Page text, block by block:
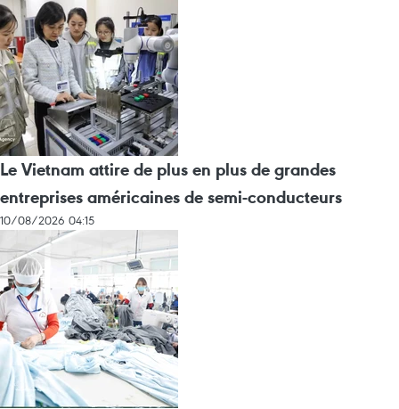
Le Vietnam attire de plus en plus de grandes
entreprises américaines de semi-conducteurs
10/08/2026 04:15